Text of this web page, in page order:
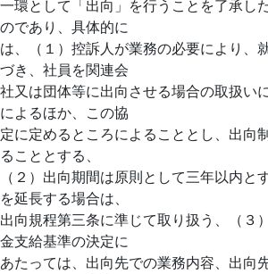
一環として「出向」を行うことを了承し
のであり、具体的に
は、（１）控訴人が業務の必要により、
づき、社員を関連会
社又は団体等に出向させる場合の取扱い
によるほか、この協
定に定めるところによることとし、出向
ることとする、
（２）出向期間は原則として三年以内と
を延長する場合は、
出向規程第三条に準じて取り扱う、（３
金支給基準の決定に
あたっては、出向先での業務内容、出向